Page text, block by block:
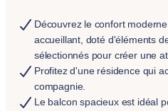
Découvrez le confort
accueillant, doté d'éléments
sélectionnés pour créer une
Profitez d'une résidence qui
compagnie.
Le balcon spacieux est idéal